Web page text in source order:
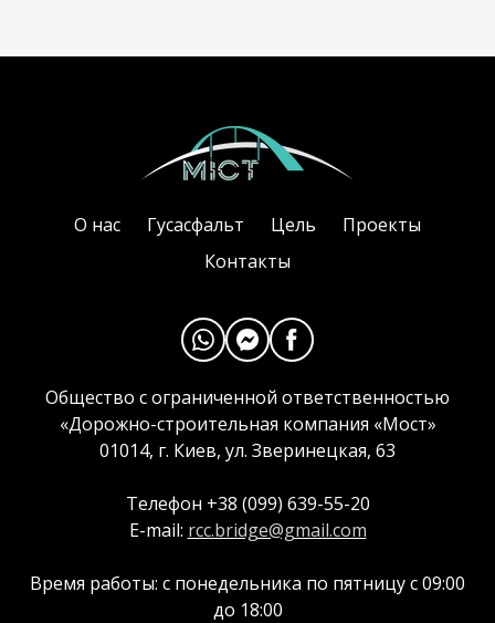
О нас Гусасфальт Цель
Проекты
Контакты
Общество с ограниченной ответственностью
«Дорожно-строительная компания «Мост»
01014, г. Киев, ул. Зверинецкая, 63
Телефон +38 (099) 639-55-20
E-mail: rcc.bridge@gmail.com
Время работы: с понедельника по пятницу с 09:00
до 18:00